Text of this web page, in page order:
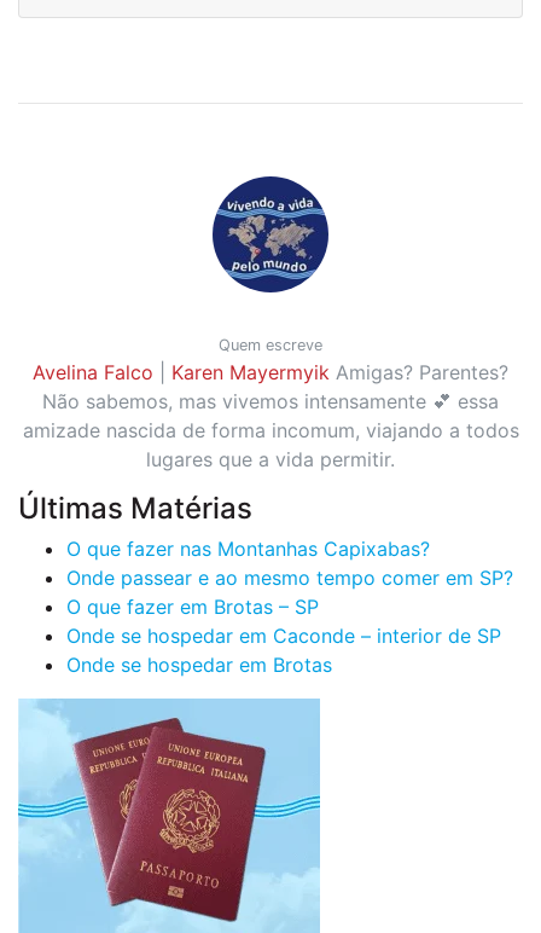
Quem escreve
Avelina Falco Karen Mayermyik Amigas? Parentes?
Não sabemos, mas vivemos intensamente 💕 essa
amizade nascida de forma incomum, viajando a todos
lugares que a vida permitir.
Últimas Matérias
O que fazer nas Montanhas Capixabas?
Onde passear e ao mesmo tempo comer em SP?
O que fazer em Brotas – SP
Onde se hospedar em Caconde – interior de SP
Onde se hospedar em Brotas